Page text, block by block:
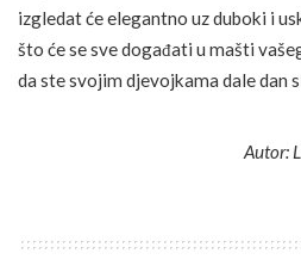
izgledat će elegantno uz duboki i
što će se sve događati u mašti
da ste svojim djevojkama dale dan
Autor: